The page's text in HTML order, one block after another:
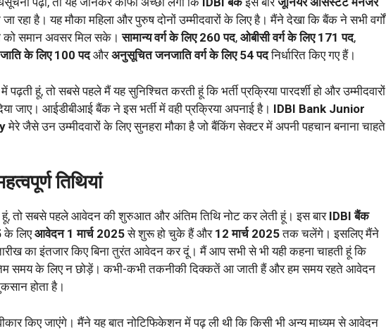
रहा है। यह मौका महिला और पुरुष दोनों उम्मीदवारों के लिए है। मैंने देखा कि बैंक ने सभी वर्गों
को समान अवसर मिल सके।सामान्य वर्ग के लिए 260 पद, ओबीसी वर्ग के लिए 171 पद,
के लिए 100 पदऔरअनुसूचित जनजाति वर्ग के लिए 54 पदनिर्धारित किए गए हैं।
पढ़ती हूं, तो सबसे पहले मैं यह सुनिश्चित करती हूं कि भर्ती प्रक्रिया पारदर्शी हो और उम्मीदवारों
जाए। आईडीबीआई बैंक ने इस भर्ती में वही प्रक्रिया अपनाई है। IDBI Bank Junior
मेरे जैसे उन उम्मीदवारों के लिए सुनहरा मौका है जो बैंकिंग सेक्टर में अपनी पहचान बनाना चाहते
तिथियां
हूं, तो सबसे पहले आवेदन की शुरुआत और अंतिम तिथि नोट कर लेती हूं। इस बार IDBI बैंक
के लिएआवेदन 1 मार्च 2025से शुरू हो चुके हैं और 12 मार्च 2025तक चलेंगे। इसलिए मैंने
का इंतजार किए बिना तुरंत आवेदन कर दूं। मैं आप सभी से भी यही कहना चाहती हूं कि
समय के लिए न छोड़ें। कभी-कभी तकनीकी दिक्कतें आ जाती हैं और हम समय रहते आवेदन
होता है।
किए जाएंगे। मैंने यह बात नोटिफिकेशन में पढ़ ली थी कि किसी भी अन्य माध्यम से आवेदन